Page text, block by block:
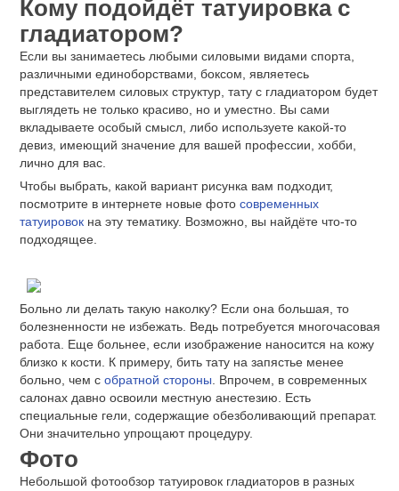
Кому подойдёт татуировка с
гладиатором?
Если вы занимаетесь любыми силовыми видами спорта,
различными единоборствами, боксом, являетесь
представителем силовых структур, тату с гладиатором будет
выглядеть не только красиво, но и уместно. Вы сами
вкладываете особый смысл, либо используете какой-то
девиз, имеющий значение для вашей профессии, хобби,
лично для вас.
Чтобы выбрать, какой вариант рисунка вам подходит,
посмотрите в интернете новые фото современных
татуировок на эту тематику. Возможно, вы найдёте что-то
подходящее.
Больно ли делать такую наколку? Если она большая, то
болезненности не избежать. Ведь потребуется многочасовая
работа. Еще больнее, если изображение наносится на кожу
близко к кости. К примеру, бить тату на запястье менее
больно, чем с обратной стороны . Впрочем, в современных
салонах давно освоили местную анестезию. Есть
специальные гели, содержащие обезболивающий препарат.
Они значительно упрощают процедуру.
Фото
Небольшой фотообзор татуировок гладиаторов в разных